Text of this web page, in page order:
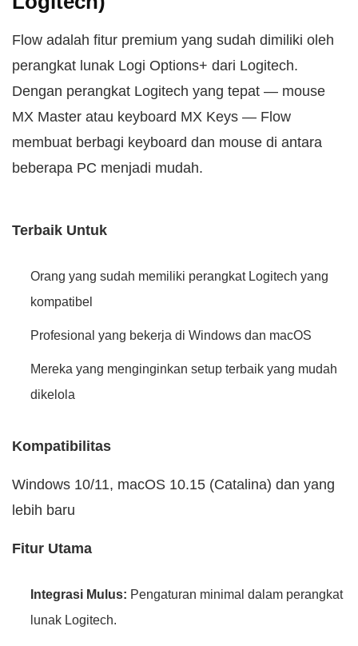
Flow adalah fitur premium yang sudah dimiliki oleh
perangkat lunak Logi Options+ dari Logitech.
Dengan perangkat Logitech yang tepat — mouse
MX Master atau keyboard MX Keys — Flow
membuat berbagi keyboard dan mouse di antara
beberapa PC menjadi mudah.
Terbaik Untuk
Orang yang sudah memiliki perangkat Logitech yang
kompatibel
Profesional yang bekerja di Windows dan macOS
Mereka yang menginginkan setup terbaik yang mudah
dikelola
Kompatibilitas
Windows 10/11, macOS 10.15 (Catalina) dan yang
lebih baru
Fitur Utama
Integrasi Mulus: Pengaturan minimal dalam perangkat
lunak Logitech.